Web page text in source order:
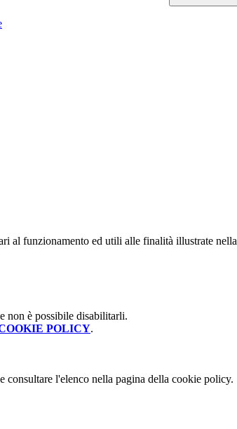
al funzionamento ed utili alle finalità illustrate nella
non è possibile disabilitarli.
POLICY.
consultare l'elenco nella pagina della cookie policy.